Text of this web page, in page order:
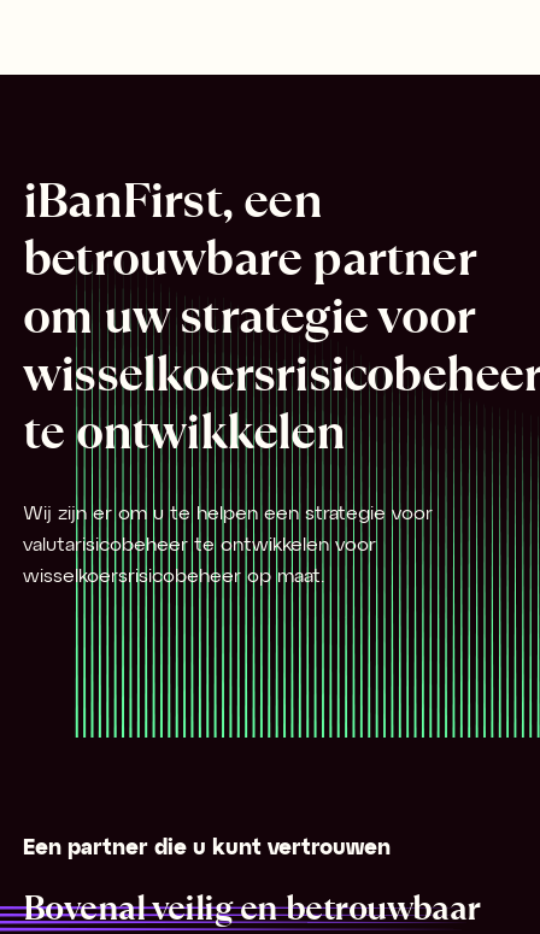
iBanFirst, een
betrouwbare partner
om uw strategie voor
wisselkoersrisicobeheer
te ontwikkelen
Wij zijn er om u te helpen een strategie voor
valutarisicobeheer te ontwikkelen voor
wisselkoersrisicobeheer op maat.
Een partner die u kunt vertrouwen
Bovenal veilig en betrouwbaar